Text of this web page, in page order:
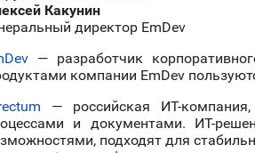
Какунин
директор EmDev
— разработчик
компании EmDev
— российская ИТ-
и документами. ИТ-
подходят для